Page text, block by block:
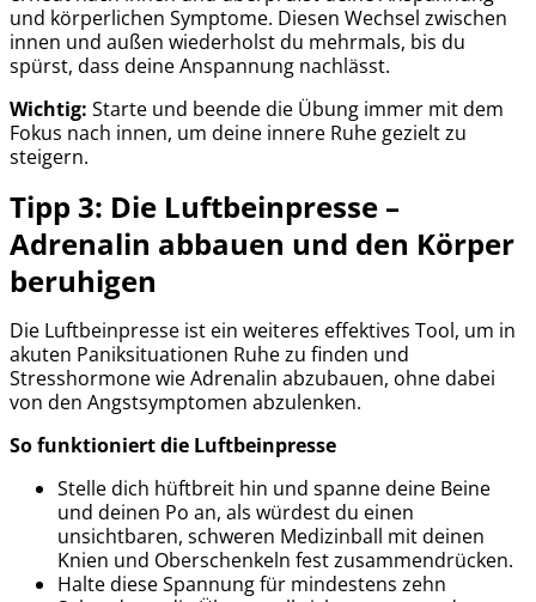
und körperlichen Symptome. Diesen Wechsel zwischen
innen und außen wiederholst du mehrmals, bis du
spürst, dass deine Anspannung nachlässt.
Wichtig: Starte und beende die Übung immer mit dem
Fokus nach innen, um deine innere Ruhe gezielt zu
steigern.
Tipp 3: Die Luftbeinpresse –
Adrenalin abbauen und den Körper
beruhigen
Die Luftbeinpresse ist ein weiteres effektives Tool, um in
akuten Paniksituationen Ruhe zu finden und
Stresshormone wie Adrenalin abzubauen, ohne dabei
von den Angstsymptomen abzulenken.
So funktioniert die Luftbeinpresse
Stelle dich hüftbreit hin und spanne deine Beine
und deinen Po an, als würdest du einen
unsichtbaren, schweren Medizinball mit deinen
Knien und Oberschenkeln fest zusammendrücken.
Halte diese Spannung für mindestens zehn